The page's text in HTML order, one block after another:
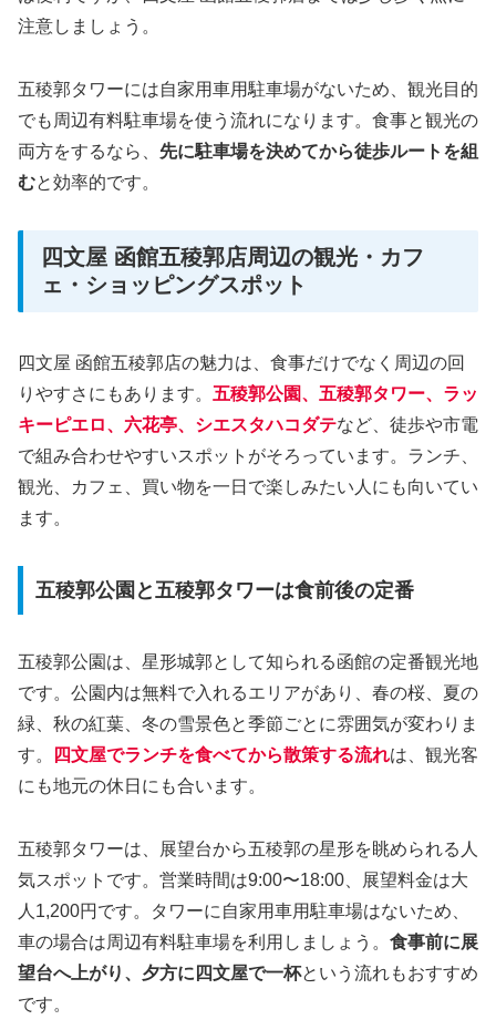
注意しましょう。
五稜郭タワーには自家用車用駐車場がないため、観光目的
でも周辺有料駐車場を使う流れになります。食事と観光の
両方をするなら、 先に駐車場を決めてから徒歩ルートを組
むと効率的です。
四文屋 函館五稜郭店周辺の観光・カフ
ェ・ショッピングスポット
四文屋 函館五稜郭店の魅力は、食事だけでなく周辺の回
りやすさにもあります。 五稜郭公園、五稜郭タワー、ラッ
キーピエロ、六花亭、シエスタハコダテなど、徒歩や市電
で組み合わせやすいスポットがそろっています。ランチ、
観光、カフェ、買い物を一日で楽しみたい人にも向いてい
ます。
五稜郭公園と五稜郭タワーは食前後の定番
五稜郭公園は、星形城郭として知られる函館の定番観光地
です。公園内は無料で入れるエリアがあり、春の桜、夏の
緑、秋の紅葉、冬の雪景色と季節ごとに雰囲気が変わりま
す。
四文屋でランチを食べてから散策する流れは、観光客
にも地元の休日にも合います。
五稜郭タワーは、展望台から五稜郭の星形を眺められる人
気スポットです。営業時間は9:00〜18:00、展望料金は大
人1,200円です。タワーに自家用車用駐車場はないため、
車の場合は周辺有料駐車場を利用しましょう。 食事前に展
望台へ上がり、夕方に四文屋で一杯という流れもおすすめ
です。